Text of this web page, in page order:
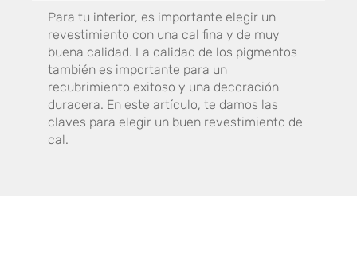
Para tu interior, es importante elegir un
revestimiento con una cal fina y de muy
buena calidad. La calidad de los pigmentos
también es importante para un
recubrimiento exitoso y una decoración
duradera. En este artículo, te damos las
claves para elegir un buen revestimiento de
cal.